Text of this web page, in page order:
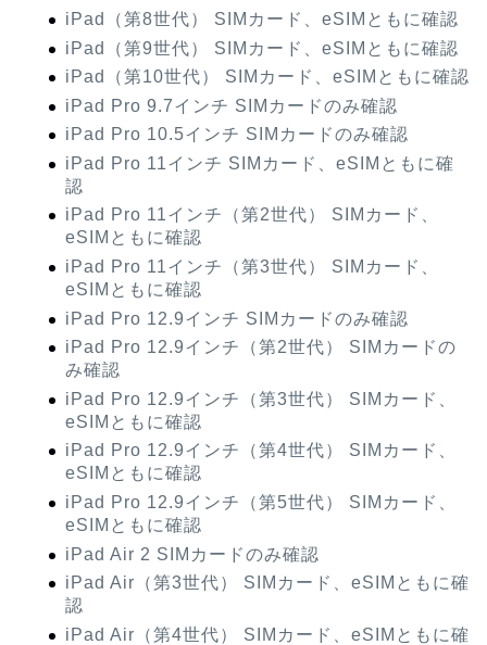
iPad（第8世代） SIMカード、eSIMともに確認
iPad（第9世代） SIMカード、eSIMともに確認
iPad（第10世代） SIMカード、eSIMともに確認
iPad Pro 9.7インチ SIMカードのみ確認
iPad Pro 10.5インチ SIMカードのみ確認
iPad Pro 11インチ SIMカード、eSIMともに確
認
iPad Pro 11インチ（第2世代） SIMカード、
eSIMともに確認
iPad Pro 11インチ（第3世代） SIMカード、
eSIMともに確認
iPad Pro 12.9インチ SIMカードのみ確認
iPad Pro 12.9インチ（第2世代） SIMカードの
み確認
iPad Pro 12.9インチ（第3世代） SIMカード、
eSIMともに確認
iPad Pro 12.9インチ（第4世代） SIMカード、
eSIMともに確認
iPad Pro 12.9インチ（第5世代） SIMカード、
eSIMともに確認
iPad Air 2 SIMカードのみ確認
iPad Air（第3世代） SIMカード、eSIMともに確
認
iPad Air（第4世代） SIMカード、eSIMともに確